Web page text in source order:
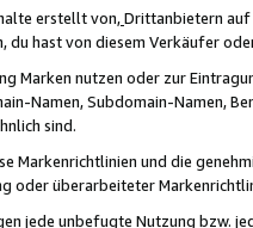
erstellt von,Drittanbietern auf
du hast von diesem Verkäufer
Marken nutzen oder zur
Namen, Subdomain-Namen,
sind.
Markenrichtlinien und die
oder überarbeiteter
jede unbefugte Nutzung bzw.